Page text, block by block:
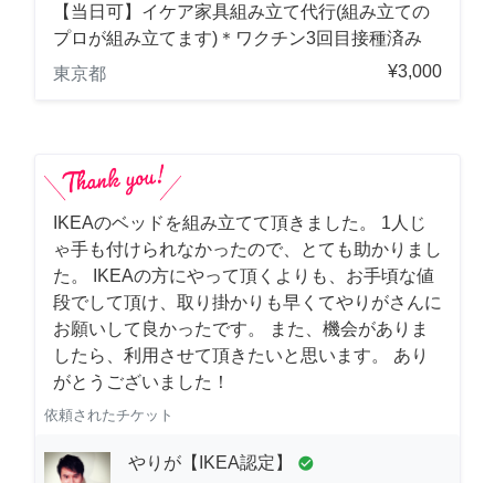
【当日可】イケア家具組み立て代行(組み立ての
プロが組み立てます)＊ワクチン3回目接種済み
東京都
¥3,000
IKEAのベッドを組み立てて頂きました。 1人じ
ゃ手も付けられなかったので、とても助かりまし
た。 IKEAの方にやって頂くよりも、お手頃な値
段でして頂け、取り掛かりも早くてやりがさんに
お願いして良かったです。 また、機会がありま
したら、利用させて頂きたいと思います。 あり
がとうございました！
依頼されたチケット
やりが【IKEA認定】 check_circle